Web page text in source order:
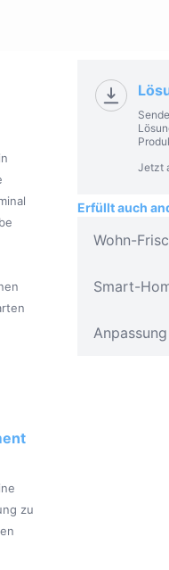
zu
Jetzt
Erfüllt auch
Wohn-
Smart-